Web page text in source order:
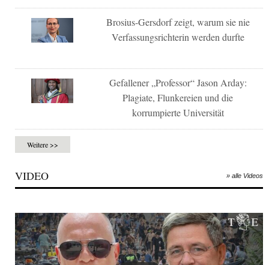
Brosius-Gersdorf zeigt, warum sie nie
Verfassungsrichterin werden durfte
Gefallener „Professor“ Jason Arday:
Plagiate, Flunkereien und die
korrumpierte Universität
Weitere >>
VIDEO » alle Videos